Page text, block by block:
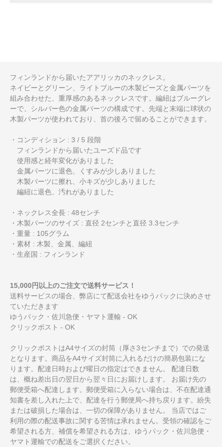
フィンランドから届いたアアリッカのネックレス。
ネイビーとグリーン、ライトブルーの木製ビーズと金属パーツを
組み合わせた、重厚感のあるネックレスです。編紐はブルーグレ
ーで、シルバー色の金属パーツの構成です。先端と末端に球状の
木製パーツが使われており、首の後ろで留めることができます。
・コンディション : 3 / 5 段階
フィンランドから届いたユーズド品です
使用感と経年変化がありました
金属パーツに退色、くすみが少しありました
木製パーツに擦れ、小キズが少しありました
編紐に退色、汚れがありました
・ネックレス全長 : 48センチ
・木製パーツのサイズ : 直径 2センチと直径 3.3センチ
・重量 : 105グラム
・素材 : 木製、金属、編紐
・生産国 : フィンランド
15,000円以上のご注文で送料サービス！
送料サービスの場合、弊店にて配送会社をゆうパックに決めさせ
ていただきます
ゆうパック・佐川急便・ヤマト運輸 - OK
クリックポスト - OK
クリックポストはA4サイズの封筒（厚さ3センチまで）での発送
となります。商品をA4サイズ封筒に入れるだけの簡易包装にな
ります。配達日時および曜日の指定はできません。 配達日数
は、概ね差出日の翌日から翌々日にお届けします。 お届け先の
郵便受箱へ配達します。郵便受箱に入らない場合は、不在配達通
知書を差し入れた上で、配達を行う郵便局へ持ち戻ります。紛失
または破損した場合は、一切の保障がありません。 当店ではご
利用の際の配送事故に関する苦情は承れません。受領の確認をご
希望される方、補償を希望される方は、ゆうパック・佐川急便・
ヤマト運輸での配送をご選択ください。